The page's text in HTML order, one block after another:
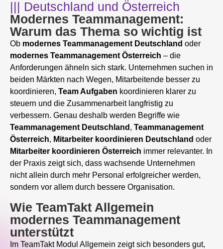
||| Deutschland und Österreich
Modernes Teammanagement:
Warum das Thema so wichtig ist
Ob modernes Teammanagement Deutschland oder
modernes Teammanagement Österreich – die
Anforderungen ähneln sich stark. Unternehmen suchen in
beiden Märkten nach Wegen, Mitarbeitende besser zu
koordinieren, Team Aufgaben koordinieren klarer zu
steuern und die Zusammenarbeit langfristig zu
verbessern. Genau deshalb werden Begriffe wie
Teammanagement Deutschland , Teammanagement
Österreich, Mitarbeiter koordinieren Deutschland oder
Mitarbeiter koordinieren Österreich immer relevanter. In
der Praxis zeigt sich, dass wachsende Unternehmen
nicht allein durch mehr Personal erfolgreicher werden,
sondern vor allem durch bessere Organisation.
Wie TeamTakt Allgemein
modernes Teammanagement
unterstützt
Im TeamTakt Modul Allgemein zeigt sich besonders gut,